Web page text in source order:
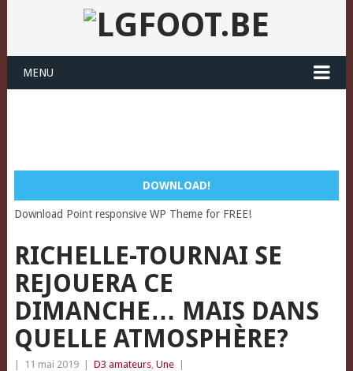
MENU
DOWNLOAD!
Download Point responsive WP Theme for FREE!
RICHELLE-TOURNAI SE
REJOUERA CE
DIMANCHE… MAIS DANS
QUELLE ATMOSPHÈRE?
11 mai 2019 D3 amateurs, Une